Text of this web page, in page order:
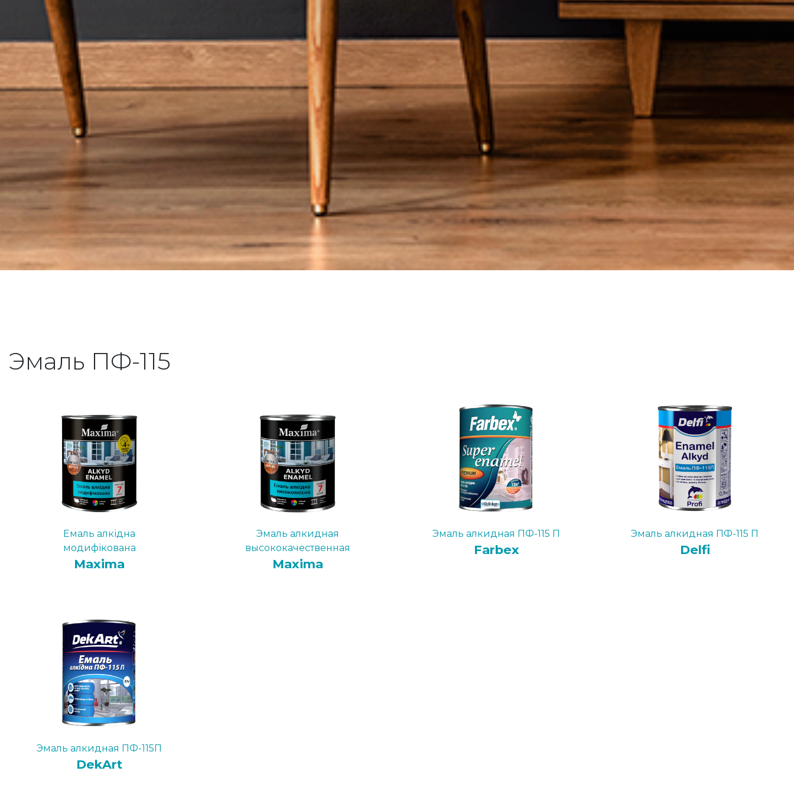
Эмаль ПФ-115
Емаль алкідна
модифікована
Maxima
Эмаль алкидная
высококачественная
Maxima
Эмаль алкидная ПФ-115 П
Farbex
Эмаль алкидная ПФ-115 П
Delfi
Эмаль алкидная ПФ-115П
DekArt